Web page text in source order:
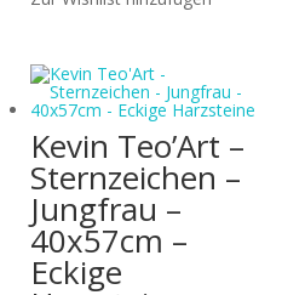
Kevin Teo’Art –
Sternzeichen –
Jungfrau –
40x57cm –
Eckige